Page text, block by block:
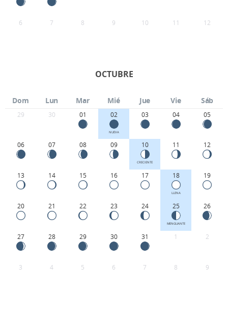
6 7 8 9 10 11 12
OCTUBRE
Dom Lun Mar Mié Jue Vie Sáb
29 30 01 02
NUEVA
03 04 05
06 07 08 09 10
CRECIENTE
11 12
13 14 15 16 17 18
LLENA
19
20 21 22 23 24 25
MENGUANTE
26
27 28 29 30 31 1 2
3 4 5 6 7 8 9